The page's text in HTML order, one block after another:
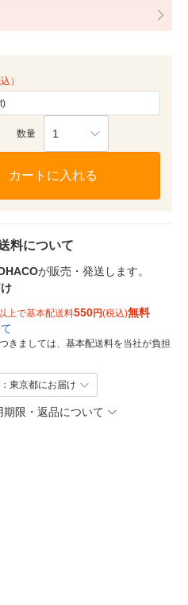
）
数量 1
カートに入れる
料について
が販売・発送します。
上で基本配送料550円(税込)無料
きましては、基本配送料を当社が負担
東京都にお届け
期限・返品について